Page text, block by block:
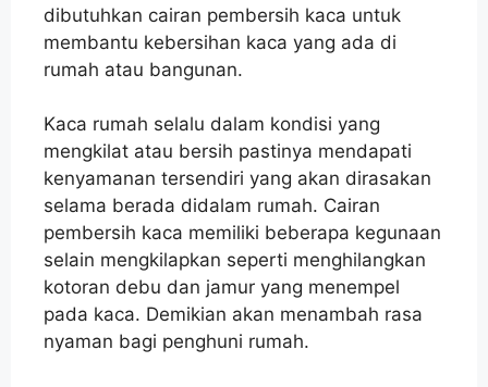
dibutuhkan cairan pembersih kaca untuk
membantu kebersihan kaca yang ada di
rumah atau bangunan.
Kaca rumah selalu dalam kondisi yang
mengkilat atau bersih pastinya mendapati
kenyamanan tersendiri yang akan dirasakan
selama berada didalam rumah. Cairan
pembersih kaca memiliki beberapa kegunaan
selain mengkilapkan seperti menghilangkan
kotoran debu dan jamur yang menempel
pada kaca. Demikian akan menambah rasa
nyaman bagi penghuni rumah.